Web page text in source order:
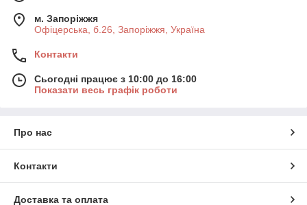
м. Запоріжжя
Офіцерська, б.26, Запоріжжя, Україна
Контакти
Сьогодні працює з 10:00 до 16:00
Показати весь графік роботи
Про нас
Контакти
Доставка та оплата